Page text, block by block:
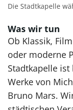
Die Stadtkapelle
Was wir tun
Ob Klassik,
oder moderne
Stadtkapelle
Werke von
Bruno Mars.